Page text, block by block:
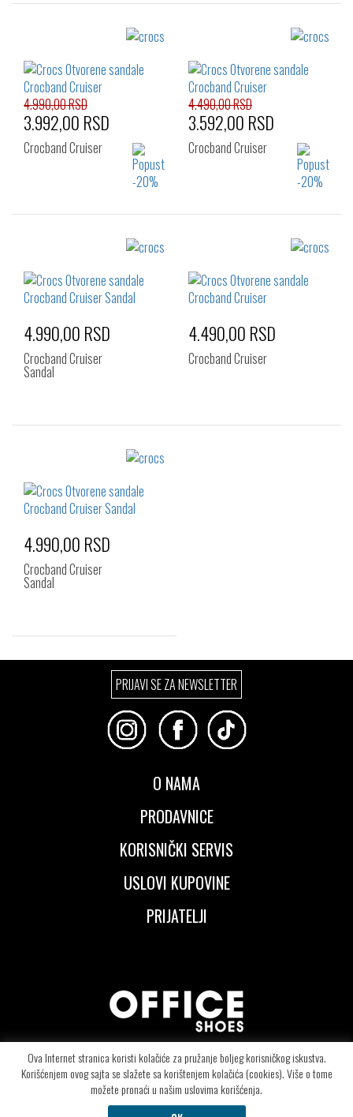
Izaberi željeni broj:
4.990,00 RSD
3.992,00 RSD
Crocband Cruiser
Izaberi željeni broj:
4.490,00 RSD
3.592,00 RSD
Crocband Cruiser
Izaberi željeni broj:
28-29
30-31
32-33
33-34
34-35
4.990,00 RSD
Crocband Cruiser
Sandal
4.490,00 RSD
Crocband Cruiser
Izaberi željeni broj:
30-31
34-35
4.990,00 RSD
Crocband Cruiser
Sandal
PRIJAVI SE ZA NEWSLETTER
O NAMA
PRODAVNICE
KORISNIČKI SERVIS
USLOVI KUPOVINE
PRIJATELJI
© Copyright 2026 OFFICE SHOES d.o.o - Segedinski put 106 - 24000 Subotica -
Telefon: +381.24.415.6090
Ova Internet stranica koristi kolačiće za pružanje boljeg korisničkog iskustva.
Korišćenjem ovog sajta se slažete sa korištenjem kolačića (cookies). Više o tome
možete pronaći u našim uslovima korišćenja.